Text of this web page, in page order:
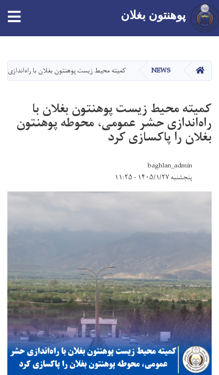
main
content
پوهنتون بغلان
صفحه اصلیNEWS کمیته محیط زیست پوهنتون بغلان با راه‌اندازی
کمیته محیط زیست پوهنتون بغلان با
راه‌اندازی حشر عمومی، محوطه پوهنتون
بغلان را پاکسازی کرد
baghlan_admin
پنجشنبه ۱۴۰۵/۱/۲۷ - ۱۱:۲۵